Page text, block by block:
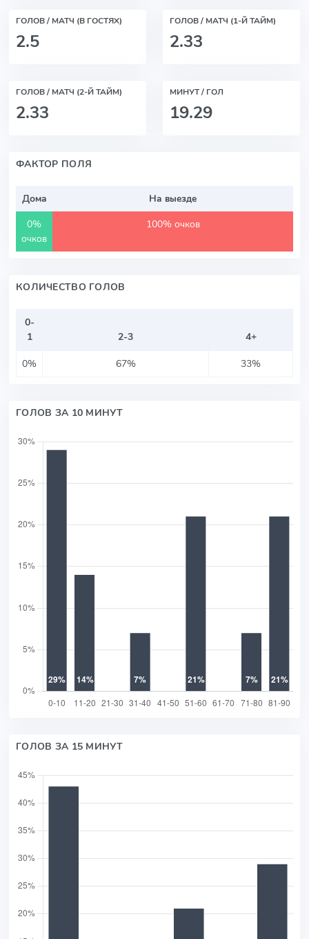
ГОЛОВ / МАТЧ (В ГОСТЯХ)
2.5
ГОЛОВ / МАТЧ (1-Й ТАЙМ)
2.33
ГОЛОВ / МАТЧ (2-Й ТАЙМ)
2.33
МИНУТ / ГОЛ
19.29
ФАКТОР ПОЛЯ
Дома
На выезде
0%
очков
100% очков
КОЛИЧЕСТВО ГОЛОВ
0-
1
2-3
4+
0%
67% 33%
ГОЛОВ ЗА 10 МИНУТ
ГОЛОВ ЗА 15 МИНУТ